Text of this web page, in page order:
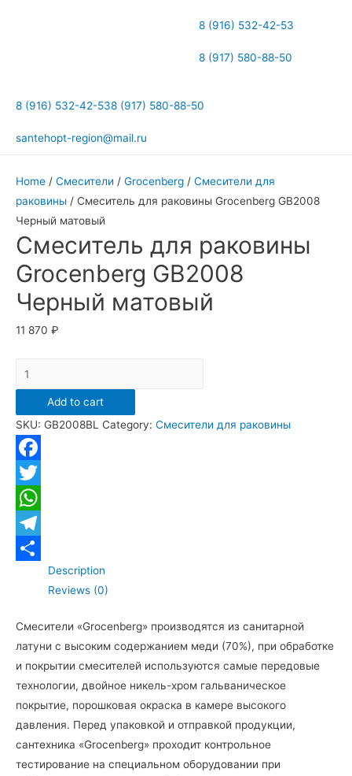
8 (916) 532-42-53
8 (917) 580-88-50
8 (916) 532-42-538 (917) 580-88-50
santehopt-region@mail.ru
Home / Смесители / Grocenberg / Смесители для
раковины / Cмеситель для раковины Grocenberg GB2008
Черный матовый
Cмеситель для раковины
Grocenberg GB2008
Черный матовый
11 870 ₽
Cмеситель
для
раковины
Grocenberg
GB2008
Черный
матовый
quantity
Add to cart
SKU: GB2008BL Category: Смесители для раковины
Facebook
Twitter
WhatsApp
Telegram
ОтправитьDescription
Reviews (0)
Смесители «Grocenberg» производятся из санитарной
латуни с высоким содержанием меди (70%), при обработке
и покрытии смесителей используются самые передовые
технологии, двойное никель-хром гальваническое
покрытие, порошковая окраска в камере высокого
давления. Перед упаковкой и отправкой продукции,
сантехника «Grocenberg» проходит контрольное
тестирование на специальном оборудовании при